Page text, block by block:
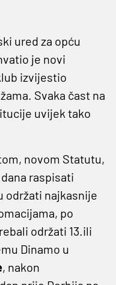
ured za opću
je novi
izvijestio
Svaka čast na
uvijek tako
novom Statutu,
raspisati
održati najkasnije
po
održati 13.ili
Dinamo u
, nakon